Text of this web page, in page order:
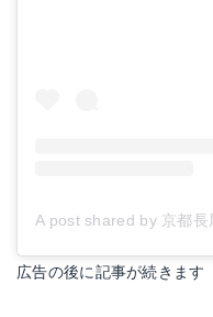
広告の後に記事が続きます